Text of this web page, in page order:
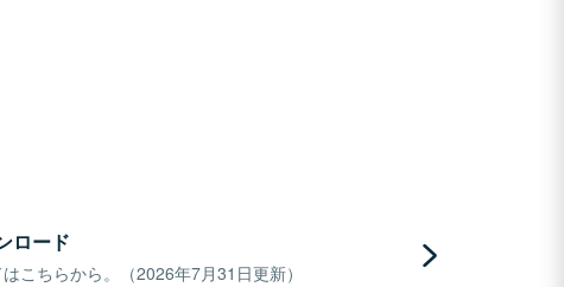
ロード
こちらから。（2026年7月31日更新）